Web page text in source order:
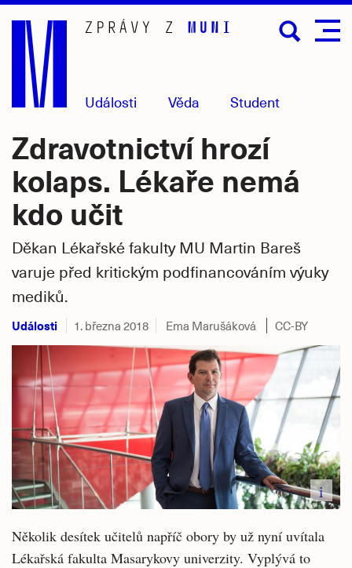
Přejít
hlavní
obsah
Události Věda Student
Zdravotnictví hrozí
kolaps. Lékaře nemá
kdo učit
Děkan Lékařské fakulty MU Martin Bareš
varuje před kritickým podfinancováním výuky
mediků.
Události 1. března 2018 Ema Marušáková CC-BY
i
Několik desítek učitelů napříč obory by už nyní uvítala
Lékařská fakulta Masarykovy univerzity. Vyplývá to